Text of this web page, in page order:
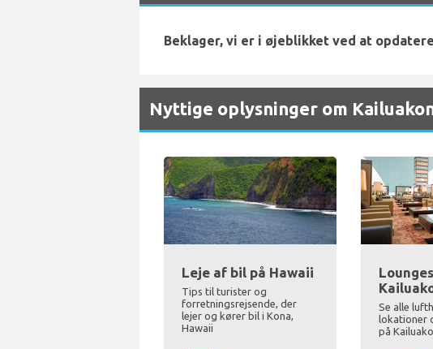
Beklager, vi er i øjeblikket ved at
Nyttige oplysninger om
Leje af bil på Hawaii
Tips til turister og
forretningsrejsende, der
lejer og kører bil i Kona,
Hawaii
Se alle
lokationer
på